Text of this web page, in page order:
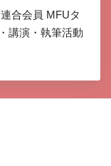
合会員 MFUタ
講演・執筆活動